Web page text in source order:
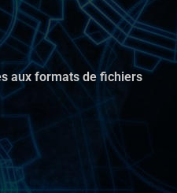
aux formats de fichiers